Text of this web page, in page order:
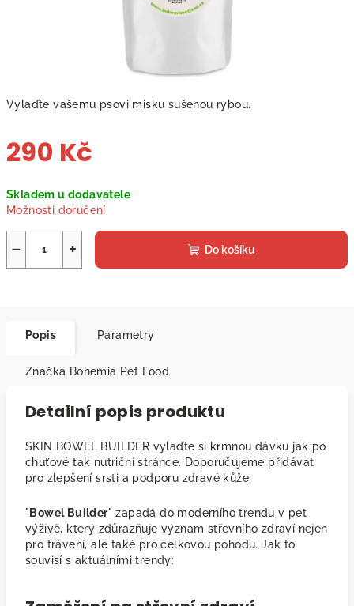
Vylaďte vašemu psovi misku sušenou rybou.
290 Kč
cena:
Skladem u dodavatele
Možnosti doručení
+
− Do košíku
Popis Parametry
Značka Bohemia Pet Food
Detailní popis produktu
SKIN BOWEL BUILDER vylaďte si krmnou dávku jak po
chuťové tak nutriční stránce. Doporučujeme přidávat
pro zlepšení srsti a podporu zdravé kůže.
" Bowel Builder" zapadá do moderního trendu v pet
výživě, který zdůrazňuje význam střevního zdraví nejen
pro trávení, ale také pro celkovou pohodu. Jak to
souvisí s aktuálními trendy: